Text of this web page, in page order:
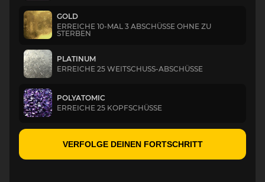
GOLD
ERREICHE 10-MAL 3 ABSCHÜSSE OHNE ZU
STERBEN
PLATINUM
ERREICHE 25 WEITSCHUSS-ABSCHÜSSE
POLYATOMIC
ERREICHE 25 KOPFSCHÜSSE
VERFOLGE DEINEN FORTSCHRITT